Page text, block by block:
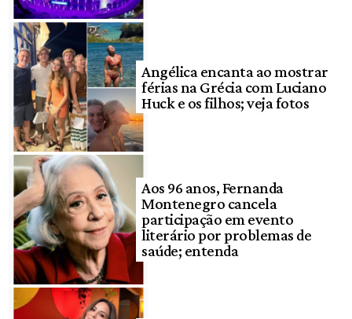
Angélica encanta ao mostrar
férias na Grécia com Luciano
Huck e os filhos; veja fotos
Aos 96 anos, Fernanda
Montenegro cancela
participação em evento
literário por problemas de
saúde; entenda